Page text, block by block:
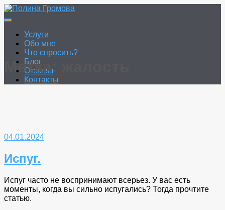
Перейти
к
Услуги
Обо мне
Что спросить?
Блог
Отзывы
Контакты
Метка:
04.01.2024
Испуг.
Испуг часто не воспринимают всерьез. У вас есть
моменты, когда вы сильно испугались? Тогда прочтите
статью.